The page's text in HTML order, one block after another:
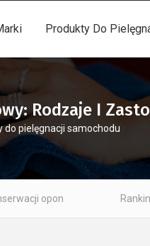
Produkty Do
Rodzaje I
do pielęgnacji samochodu
Ranking niewidzialnych